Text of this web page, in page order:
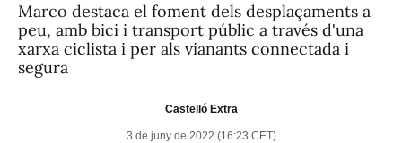
Marco destaca el foment dels desplaçaments a
peu, amb bici i transport públic a través d'una
xarxa ciclista i per als vianants connectada i
segura
Castelló Extra
3 de juny de 2022 (16:23 CET)